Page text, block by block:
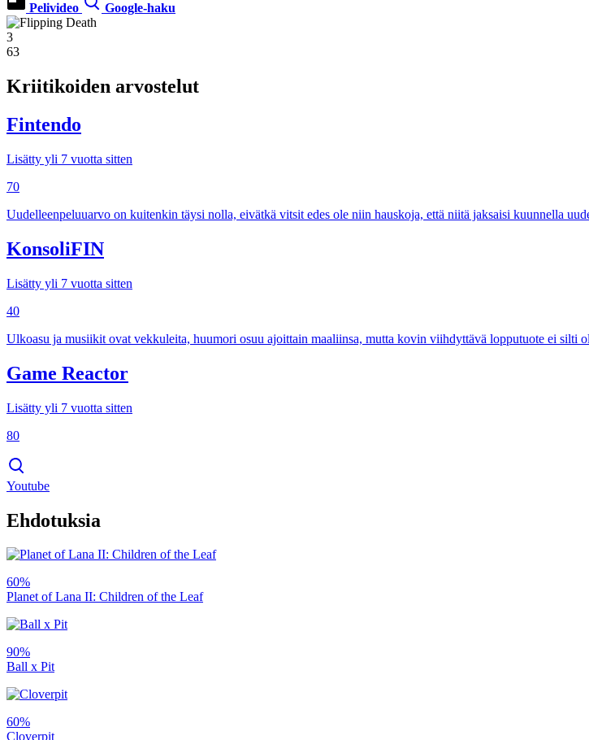
Pelivideo Google-haku
3
63
Kriitikoiden arvostelut
Fintendo
Lisätty yli 7 vuotta sitten
70
Uudelleenpeluuarvo on kuitenkin täysi nolla, eivätkä vitsit edes ole niin hauskoja, että niitä jaksaisi kuunnella
KonsoliFIN
Lisätty yli 7 vuotta sitten
40
Ulkoasu ja musiikit ovat vekkuleita, huumori osuu ajoittain maaliinsa, mutta kovin viihdyttävä lopputuote ei silti
Game Reactor
Lisätty yli 7 vuotta sitten
80
Youtube
Ehdotuksia
60%
Planet of Lana II: Children of the Leaf
90%
Ball x Pit
60%
Cloverpit